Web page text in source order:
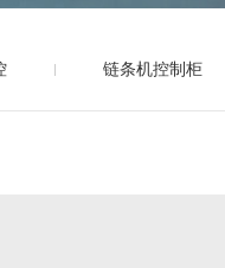
链条机控制柜